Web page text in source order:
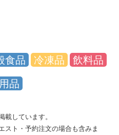
食品 冷凍品
飲料品
品
しています。
スト・予約注文の場合も含みま